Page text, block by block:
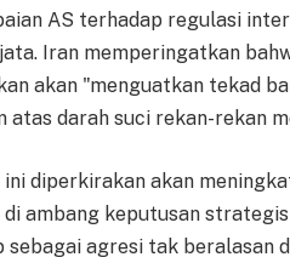
AS terhadap regulasi
Iran memperingatkan
akan "menguatkan tekad
atas darah suci rekan-rekan
ini diperkirakan akan
di ambang keputusan
sebagai agresi tak beralasan